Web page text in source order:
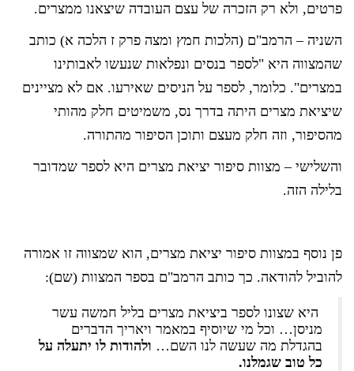
פרטים, ולא רק הזכרה של עצם העובדה שיצאנו ממצרים.
השניה – הרמב"ם (הלכות חמץ ומצה פרק ז הלכה א) כותב
שהמצווה היא "לספר בנסים ונפלאות שנעשו לאבותינו
במצרים". כלומר, לספר על הניסים שאירעו. אם לא מציינים
שיציאת מצרים היתה בדרך נס, משמיטים חלק מהותי
מהסיפור, וזה חלק מעצם ותוכן הסיפור מהתורה.
והשלישי – מצוות סיפור יציאת מצרים היא לספר שמדובר
בלילה הזה.
פן נוסף במצוות סיפור יציאת מצרים, הוא שמצווה זו אמורה
להוביל להודאה. כך כותב הרמב"ם בספר המצוות (שם):
היא שצונו לספר ביציאת מצרים בליל חמשה עשר
מניסן… וכל מי שיוסיף במאמר ויאריך הדברים
בהגדלת מה שעשה לנו השם… ולהודות לו יתעלה על
כל טוב שגמלנו.